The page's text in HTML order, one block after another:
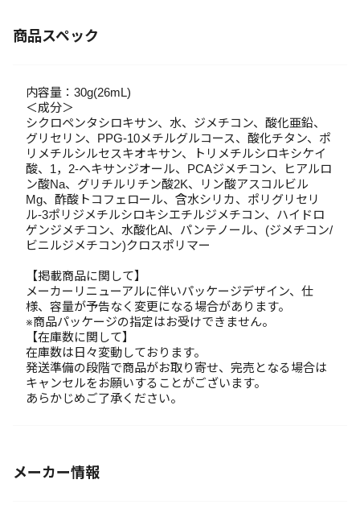
商品スペック
内容量：30g(26mL)
＜成分＞
シクロペンタシロキサン、水、ジメチコン、酸化亜鉛、
グリセリン、PPG-10メチルグルコース、酸化チタン、ポ
リメチルシルセスキオキサン、トリメチルシロキシケイ
酸、1，2-ヘキサンジオール、PCAジメチコン、ヒアルロ
ン酸Na、グリチルリチン酸2K、リン酸アスコルビル
Mg、酢酸トコフェロール、含水シリカ、ポリグリセリ
ル-3ポリジメチルシロキシエチルジメチコン、ハイドロ
ゲンジメチコン、水酸化Al、パンテノール、(ジメチコン/
ビニルジメチコン)クロスポリマー
【掲載商品に関して】
メーカーリニューアルに伴いパッケージデザイン、仕
様、容量が予告なく変更になる場合があります。
※商品パッケージの指定はお受けできません。
【在庫数に関して】
在庫数は日々変動しております。
発送準備の段階で商品がお取り寄せ、完売となる場合は
キャンセルをお願いすることがございます。
あらかじめご了承ください。
メーカー情報